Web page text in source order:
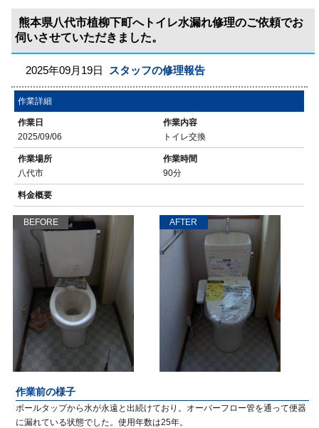
熊本県八代市植柳下町へトイレ水漏れ修理のご依頼でお
伺いさせていただきました。
2025年09月19日 スタッフの修理報告
作業詳細
作業日
2025/09/06
作業内容
トイレ交換
作業場所
八代市
作業時間
90分
料金概要
BEFORE AFTER
作業前の様子
ボールタップから水が永遠と出続けており。オーバーフロー管を通って便器
に漏れている状態でした。使用年数は25年。